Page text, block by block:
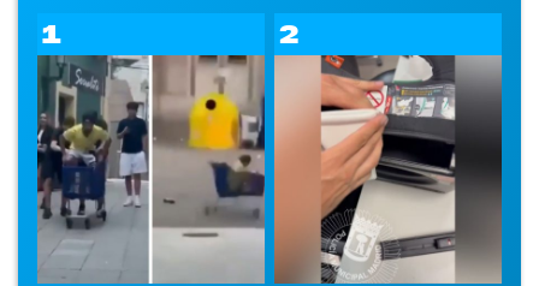
1 2